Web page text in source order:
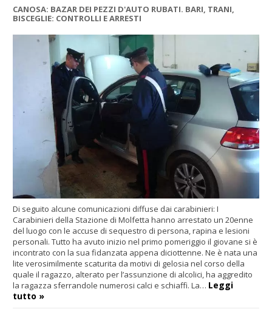
CANOSA: BAZAR DEI PEZZI D'AUTO RUBATI. BARI, TRANI,
BISCEGLIE: CONTROLLI E ARRESTI
Di seguito alcune comunicazioni diffuse dai carabinieri: I
Carabinieri della Stazione di Molfetta hanno arrestato un 20enne
del luogo con le accuse di sequestro di persona, rapina e lesioni
personali. Tutto ha avuto inizio nel primo pomeriggio il giovane si è
incontrato con la sua fidanzata appena diciottenne. Ne è nata una
lite verosimilmente scaturita da motivi di gelosia nel corso della
quale il ragazzo, alterato per l’assunzione di alcolici, ha aggredito
la ragazza sferrandole numerosi calci e schiaffi. La… Leggi
tutto »